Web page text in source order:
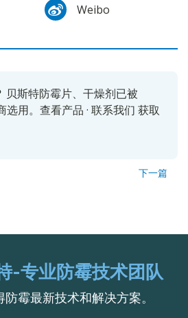
Weibo
贝斯特防霉片、干燥剂已被
用。 查看产品 · 联系我们 获取
下一篇
-专业防霉技术团队
霉最新技术和解决方案。